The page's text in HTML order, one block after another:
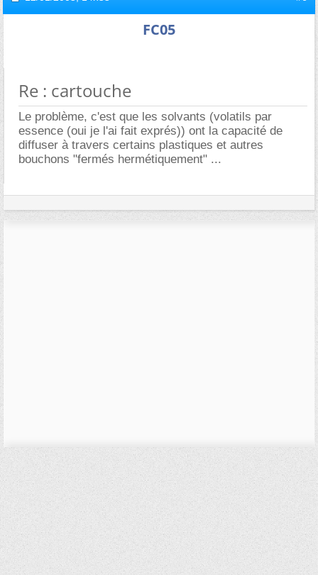
FC05
Re : cartouche
Le problème, c'est que les solvants (volatils par
essence (oui je l'ai fait exprés)) ont la capacité de
diffuser à travers certains plastiques et autres
bouchons "fermés hermétiquement" ...